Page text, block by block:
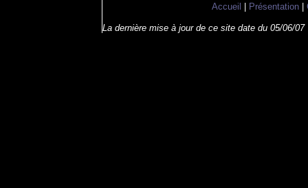
Accueil | Présentation|
La dernière mise à jour de ce site date du 05/06/07